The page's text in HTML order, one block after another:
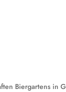
Biergartens in